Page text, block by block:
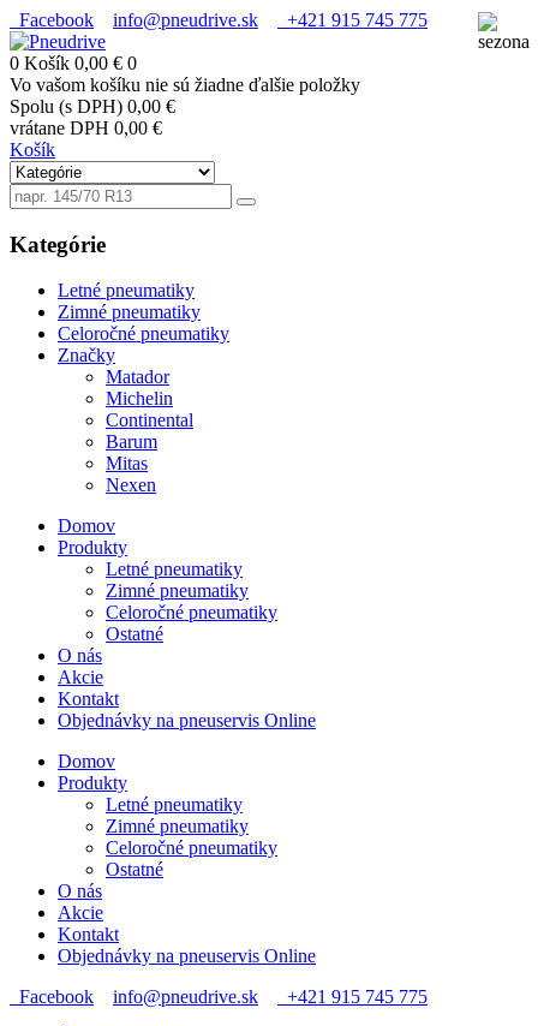
Facebook info@pneudrive.sk +421 915 745 775
0 Košík 0,00 € 0
Vo vašom košíku nie sú žiadne ďalšie položky
Spolu (s DPH) 0,00 €
vrátane DPH 0,00 €
Košík
Kategórie
Letné pneumatiky
Zimné pneumatiky
Celoročné pneumatiky
Značky
Matador
Michelin
Continental
Barum
Mitas
Nexen
Domov
Produkty
Letné pneumatiky
Zimné pneumatiky
Celoročné pneumatiky
Ostatné
O nás
Akcie
Kontakt
Objednávky na pneuservis Online
Domov
Produkty
Letné pneumatiky
Zimné pneumatiky
Celoročné pneumatiky
Ostatné
O nás
Akcie
Kontakt
Objednávky na pneuservis Online
Facebook
info@pneudrive.sk
+421 915 745 775